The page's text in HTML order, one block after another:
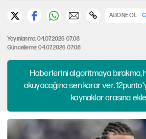
ABONE OL
Yayınlanma: 04.07.2026 07:08
Güncelleme: 04.07.2026 07:08
Haberlerini algoritmaya bırakma,
okuyacağına sen karar ver.
kaynaklar arasına